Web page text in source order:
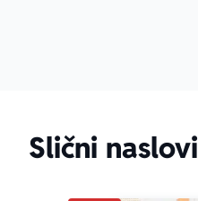
Slični naslovi